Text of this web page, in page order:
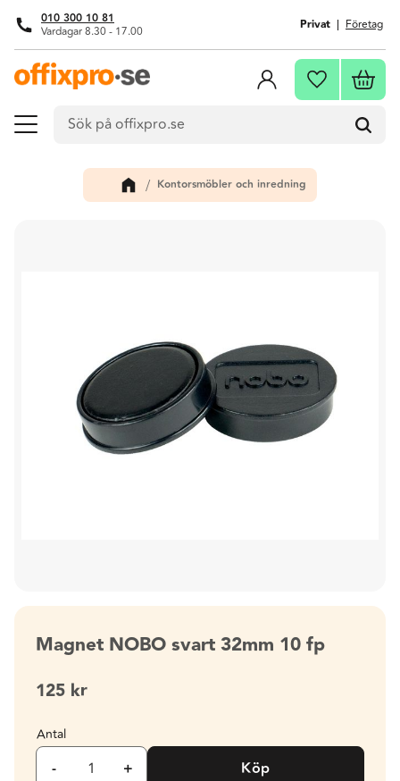
Meny
010 300 10 81
Vardagar 8.30 - 17.00 Privat Företag
Favoriter
Kontorsmöbler och inredning
Magnet NOBO svart 32mm 10 fp
125 kr
Antal
+
- Köp